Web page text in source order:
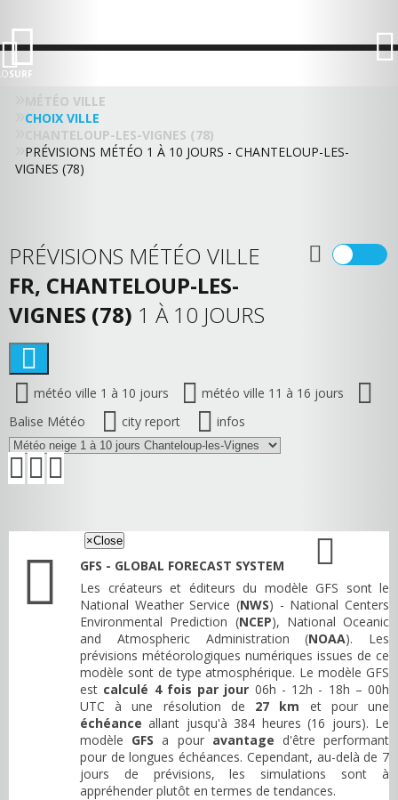
SURF
MÉTÉO VILLE
CHOIX VILLE
CHANTELOUP-LES-VIGNES (78)
PRÉVISIONS MÉTÉO 1 À 10 JOURS - CHANTELOUP-LES-
VIGNES (78)
PRÉVISIONS MÉTÉO VILLE
FR, CHANTELOUP-LES-
VIGNES (78) 1 À 10 JOURS
météo ville 1 à 10 jours
météo ville 11 à 16 jours
Balise Météo
city report infos
×Close
GFS - GLOBAL FORECAST SYSTEM
Les créateurs et éditeurs du modèle GFS sont le
National Weather Service (NWS) - National Centers
Environmental Prediction (NCEP), National Oceanic
and Atmospheric Administration (NOAA). Les
prévisions météorologiques numériques issues de ce
modèle sont de type atmosphérique. Le modèle GFS
est calculé 4 fois par jour 06h - 12h - 18h – 00h
UTC à une résolution de 27 km et pour une
échéance allant jusqu'à 384 heures (16 jours). Le
modèle GFS a pour avantage d'être performant
pour de longues échéances. Cependant, au-delà de 7
jours de prévisions, les simulations sont à
appréhender plutôt en termes de tendances.